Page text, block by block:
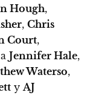
Hough,
, Chris
Court,
Jennifer Hale,
Waterso,
yAJ